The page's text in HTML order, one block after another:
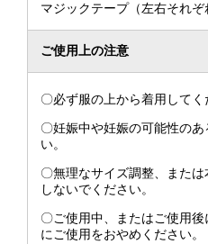
マジックテープ（左右それ
ご使用上の注意
〇必ず服の上から着用してく
〇妊娠中や妊娠の可能性の
い。
〇無理なサイズ調整、また
しないでください。
〇ご使用中、またはご使用
にご使用をおやめください。